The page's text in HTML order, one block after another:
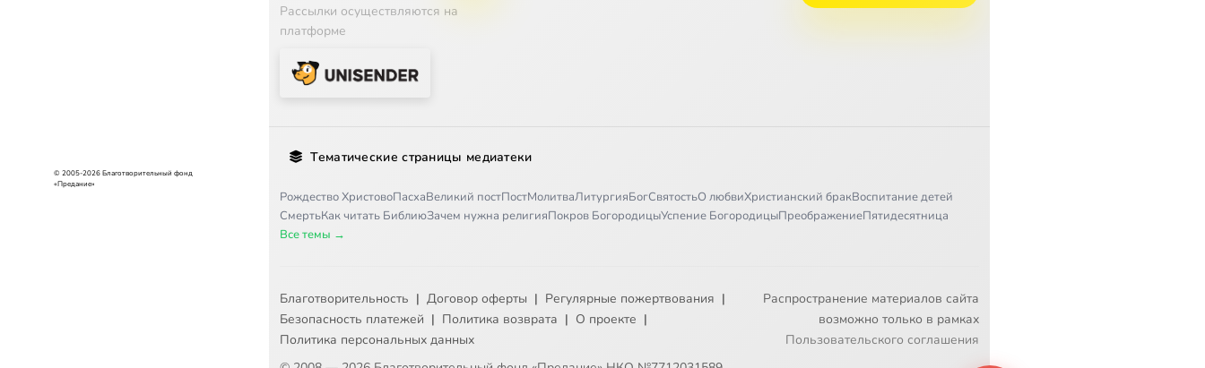
© 2005-2026 Благотворительный фонд
«Предание»
Рассылки осуществляются на
платформе
Тематические страницы медиатеки
Рождество ХристовоПасхаВеликий постПостМолитваЛитургияБогСвятостьО любвиХристианский бракВоспитание детей
СмертьКак читать БиблиюЗачем нужна религияПокров БогородицыУспение БогородицыПреображениеПятидесятница
Все темы →
Благотворительность | Договор оферты | Регулярные пожертвования |
Безопасность платежей | Политика возврата | О проекте |
Политика персональных данных
Распространение материалов сайта
возможно только в рамках
Пользовательского соглашения